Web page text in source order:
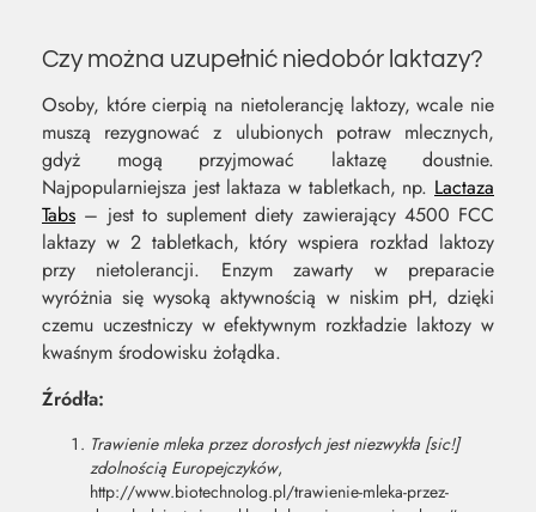
Czy można uzupełnić niedobór laktazy?
Osoby, które cierpią na nietolerancję laktozy, wcale nie
muszą rezygnować z ulubionych potraw mlecznych,
gdyż mogą przyjmować laktazę doustnie.
Najpopularniejsza jest laktaza w tabletkach, np. Lactaza
Tabs – jest to suplement diety zawierający 4500 FCC
laktazy w 2 tabletkach, który wspiera rozkład laktozy
przy nietolerancji. Enzym zawarty w preparacie
wyróżnia się wysoką aktywnością w niskim pH, dzięki
czemu uczestniczy w efektywnym rozkładzie laktozy w
kwaśnym środowisku żołądka.
Źródła:
Trawienie mleka przez dorosłych jest niezwykła [sic!]
zdolnością Europejczyków,
http://www.biotechnolog.pl/trawienie-mleka-przez-